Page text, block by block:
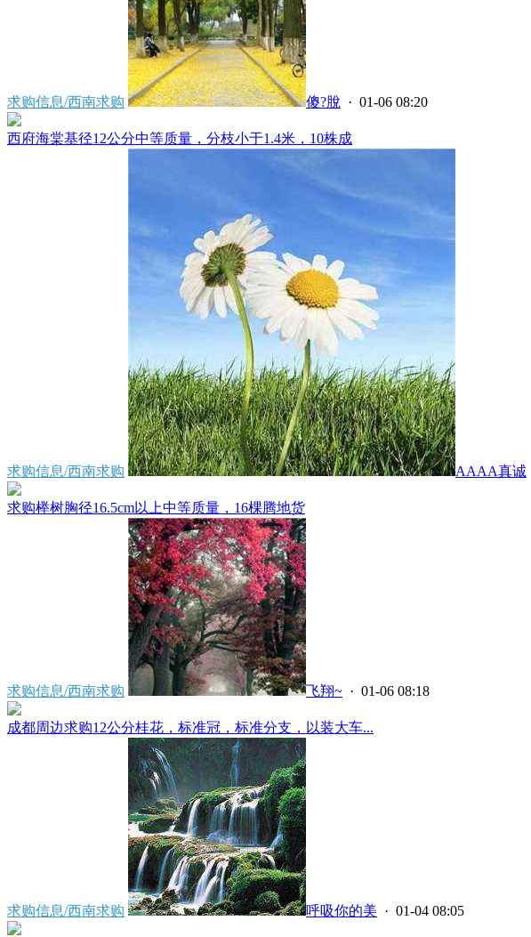
求购信息/西南求购 傻?脫 · 01-06 08:20
西府海棠基径12公分中等质量，分枝小于1.4米，10株成
求购信息/西南求购 AAAA真诚
求购榉树胸径16.5cm以上中等质量，16棵腾地货
求购信息/西南求购 飞翔~ · 01-06 08:18
成都周边求购12公分桂花，标准冠，标准分支，以装大车...
求购信息/西南求购 呼吸你的美 · 01-04 08:05